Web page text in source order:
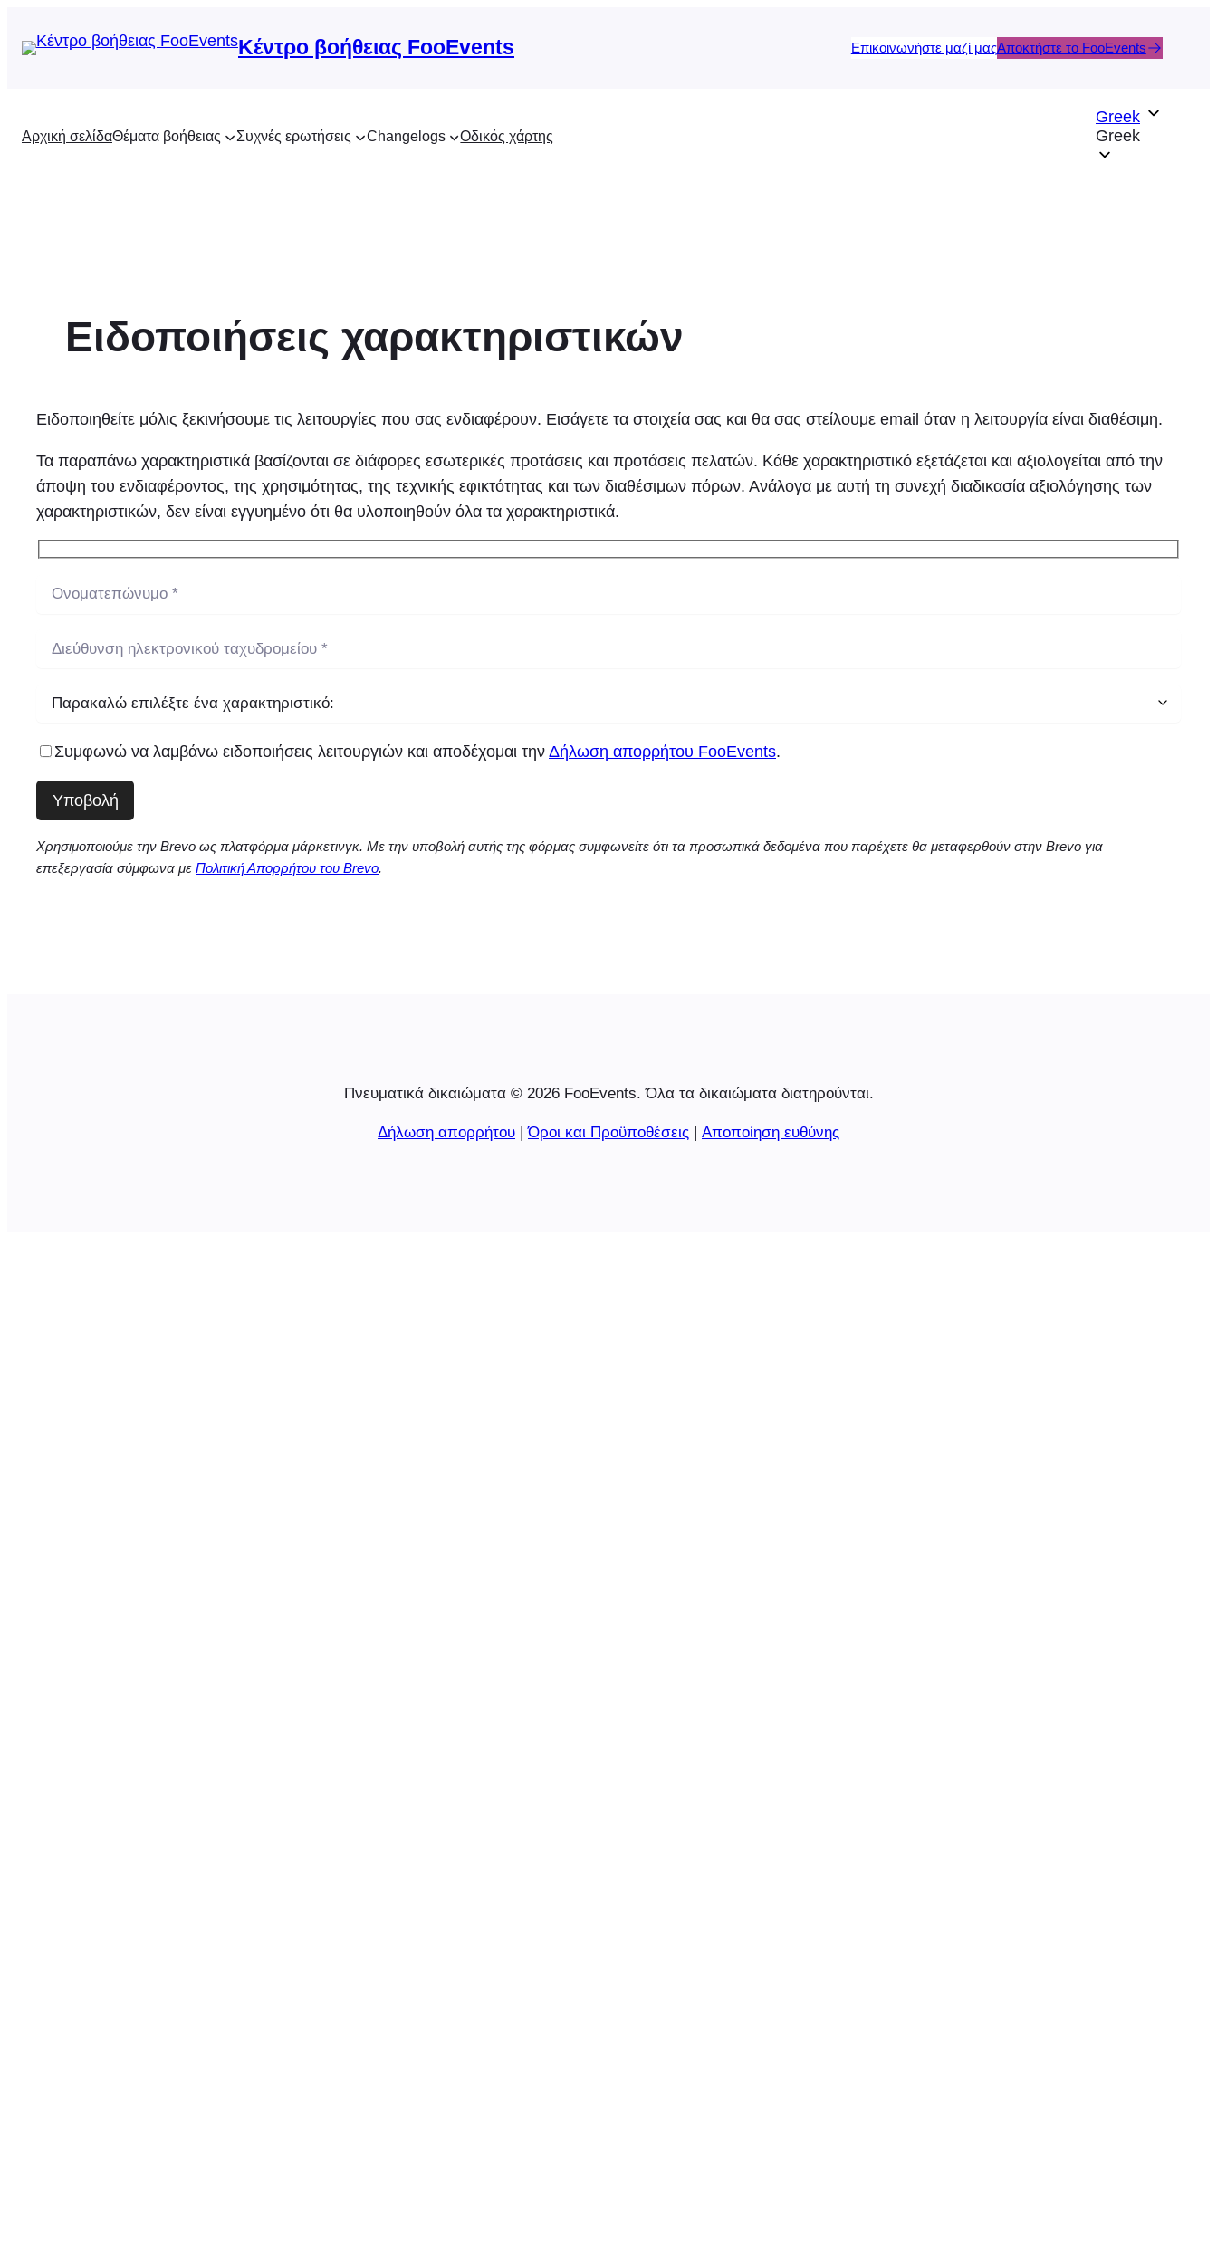
στο
Κέντρο βοήθειας FooEvents Επικοινωνήστε μαζί μαςΑποκτήστε το FooEvents
Αρχική σελίδαΘέματα βοήθειας Συχνές ερωτήσεις Changelogs Οδικός χάρτης
Greek
Greek
Ειδοποιήσεις χαρακτηριστικών
Ειδοποιηθείτε μόλις ξεκινήσουμε τις λειτουργίες που σας ενδιαφέρουν. Εισάγετε τα στοιχεία σας και θα σας στείλουμε email όταν η λειτουργία είναι διαθέσιμη.
Τα παραπάνω χαρακτηριστικά βασίζονται σε διάφορες εσωτερικές προτάσεις και προτάσεις πελατών. Κάθε χαρακτηριστικό εξετάζεται και αξιολογείται από την
άποψη του ενδιαφέροντος, της χρησιμότητας, της τεχνικής εφικτότητας και των διαθέσιμων πόρων. Ανάλογα με αυτή τη συνεχή διαδικασία αξιολόγησης των
χαρακτηριστικών, δεν είναι εγγυημένο ότι θα υλοποιηθούν όλα τα χαρακτηριστικά.
Συμφωνώ να λαμβάνω ειδοποιήσεις λειτουργιών και αποδέχομαι την Δήλωση απορρήτου FooEvents.
Χρησιμοποιούμε την Brevo ως πλατφόρμα μάρκετινγκ. Με την υποβολή αυτής της φόρμας συμφωνείτε ότι τα προσωπικά δεδομένα που παρέχετε θα μεταφερθούν στην Brevo για
επεξεργασία σύμφωνα με Πολιτική Απορρήτου του Brevo.
Πνευματικά δικαιώματα © 2026 FooEvents. Όλα τα δικαιώματα διατηρούνται.
Δήλωση απορρήτου |Όροι και Προϋποθέσεις | Αποποίηση ευθύνης